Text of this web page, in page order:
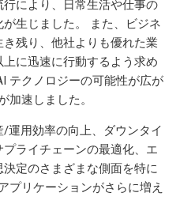
により、日常生活や仕事の
生じました。 また、ビジネ
残り、他社よりも優れた業
に迅速に行動するよう求め
テクノロジーの可能性が広が
加速しました。
運用効率の向上、ダウンタイ
ライチェーンの最適化、エ
定のさまざまな側面を特に
プリケーションがさらに増え